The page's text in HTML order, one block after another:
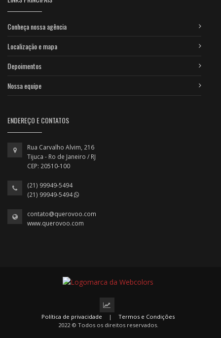
Conheça nossa agência
Localização e mapa
Depoimentos
Nossa equipe
ENDEREÇO E CONTATOS
Rua Carvalho Alvim, 216
Tijuca - Ro de Janeiro / RJ
CEP: 20510-100
(21) 99949-5494
(21) 99949-5494
contato@querovoo.com
www.querovoo.com
Política de privacidade |
Termos e Condições
2022 © Todos os direitos reservados.